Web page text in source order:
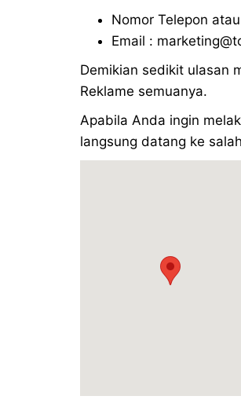
Nomor Telepon
Email :
Demikian sedikit ulasan
Reklame semuanya.
Apabila Anda ingin
langsung datang ke